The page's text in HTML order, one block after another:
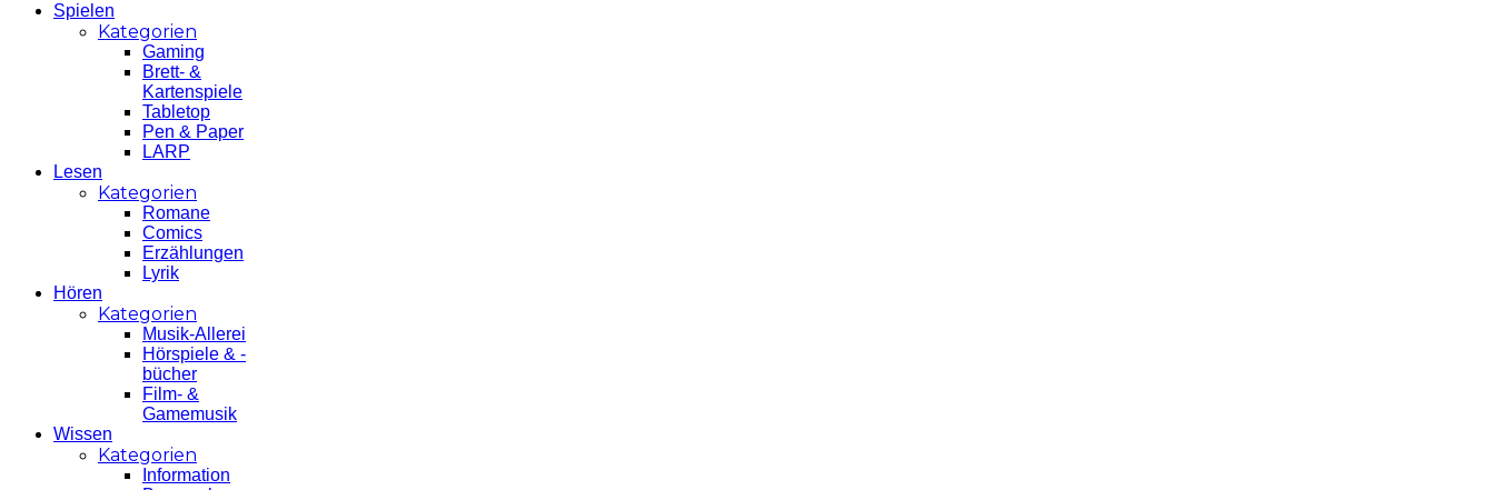
Spielen
Kategorien
Gaming
Brett- &
Kartenspiele
Tabletop
Pen & Paper
LARP
Lesen
Kategorien
Romane
Comics
Erzählungen
Lyrik
Hören
Kategorien
Musik-Allerei
Hörspiele & -
bücher
Film- &
Gamemusik
Wissen
Kategorien
Information